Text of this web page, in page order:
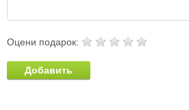
Оцени подарок:
Добавить